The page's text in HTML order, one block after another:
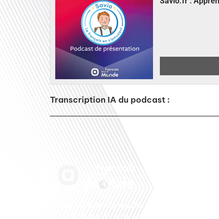
Transcription IA du podcast :